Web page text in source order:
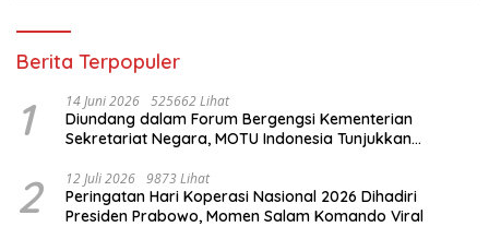
Berita Terpopuler
1 14 Juni 2026 525662 Lihat
Diundang dalam Forum Bergengsi Kementerian
Sekretariat Negara, MOTU Indonesia Tunjukkan
2 12 Juli 2026 9873 Lihat
Peringatan Hari Koperasi Nasional 2026 Dihadiri
Presiden Prabowo, Momen Salam Komando Viral